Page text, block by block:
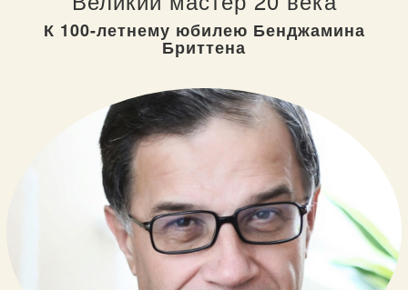
К 100-летнему юбилею Бенджамина
Бриттена